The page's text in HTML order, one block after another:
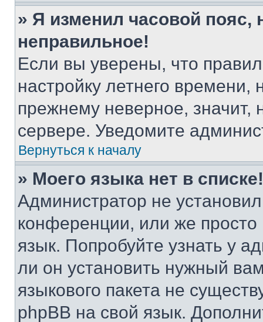
» Я изменил часовой пояс,
неправильное!
Если вы уверены, что
настройку летнего
прежнему неверное, значит,
сервере. Уведомите
Вернуться к началу
» Моего языка нет в списке!
Администратор не
конференции, или же
язык. Попробуйте узнать у
ли он установить нужный
языкового пакета не
phpBB на свой язык.